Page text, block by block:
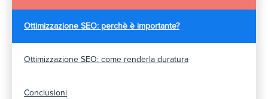
Ottimizzazione SEO: perchè è importante?
Ottimizzazione SEO: come renderla duratura
Conclusioni